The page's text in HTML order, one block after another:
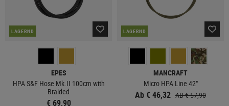
LAGERND
EPES
HPA S&F Hose Mk.II 100cm with
Braided
€ 69,90
LAGERND
MANCRAFT
Micro HPA Line 42"
Ab € 46,32 AB € 57,90